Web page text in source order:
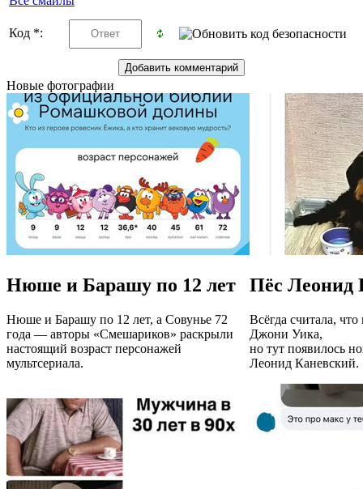
Код *:
Новые фотографии
Нюше и Барашу по 12 лет
Нюше и Барашу по 12 лет, а Совунье 72
года — авторы «Смешариков» раскрыли
настоящий возраст персонажей
мультсериала.
Пёс Леонид
Всёгда считала,
Джони Уика,
но тут появилось
Леонид Каневский.